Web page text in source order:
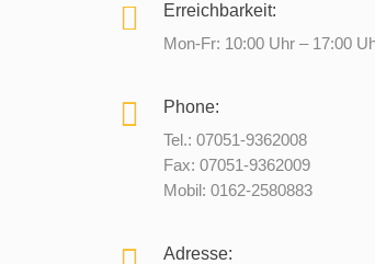
Erreichbarkeit:
Mon-Fr: 10:00 Uhr – 17:00
Phone:
Tel.: 07051-9362008
Fax: 07051-9362009
Mobil: 0162-2580883
Adresse: